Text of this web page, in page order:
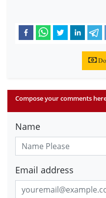
Compose your comments
Name
Email address